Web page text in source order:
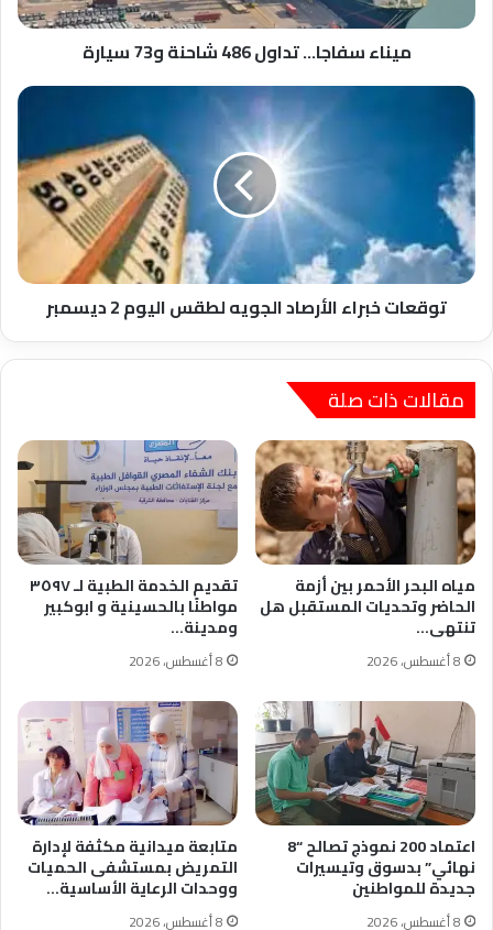
ميناء سفاجا... تداول 486 شاحنة و73 سيارة
توقعات
الأرصاد
الجويه
لطقس
اليوم
ديسمبر
توقعات خبراء الأرصاد الجويه لطقس اليوم 2 ديسمبر
مقالات ذات صلة
مياه البحر الأحمر بين أزمة
الحاضر وتحديات المستقبل هل
تنتهى…
8 أغسطس، 2026
تقديم الخدمة الطبية لـ ٣٥٩٧
مواطنًا بالحسينية و ابوكبير
ومدينة…
8 أغسطس، 2026
اعتماد 200 نموذج تصالح “8
نهائي” بدسوق وتيسيرات
جديدة للمواطنين
8 أغسطس، 2026
متابعة ميدانية مكثفة لإدارة
التمريض بمستشفى الحميات
ووحدات الرعاية الأساسية…
8 أغسطس، 2026